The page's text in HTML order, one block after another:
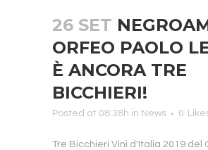
26 SET
ORFEO PAOLO
È ANCORA TRE
BICCHIERI!
Posted at 08:38h in News 0
Tre Bicchieri Vini d'Italia 2019 del